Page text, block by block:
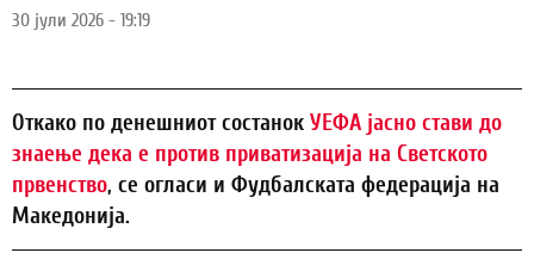
30 јули 2026 - 19:19
Откако по денешниот состанок УЕФА јасно стави до
знаење дека е против приватизација на Светското
првенство, се огласи и Фудбалската федерација на
Македонија.